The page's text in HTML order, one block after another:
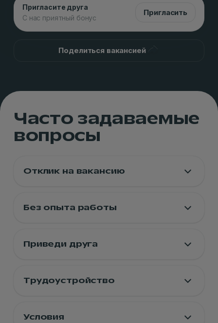
Пригласите друга
С нас приятный бонус
Пригласить
Поделиться вакансией
Часто задаваемые
вопросы
Отклик на вакансию
Без опыта работы
Приведи друга
Трудоустройство
Условия